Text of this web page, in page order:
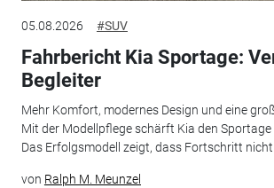
05.08.2026 #SUV
Fahrbericht Kia Sportage:
Begleiter
Mehr Komfort, modernes Design und eine
Mit der Modellpflege schärft Kia den Sportage
Das Erfolgsmodell zeigt, dass Fortschritt nicht
von Ralph M. Meunzel